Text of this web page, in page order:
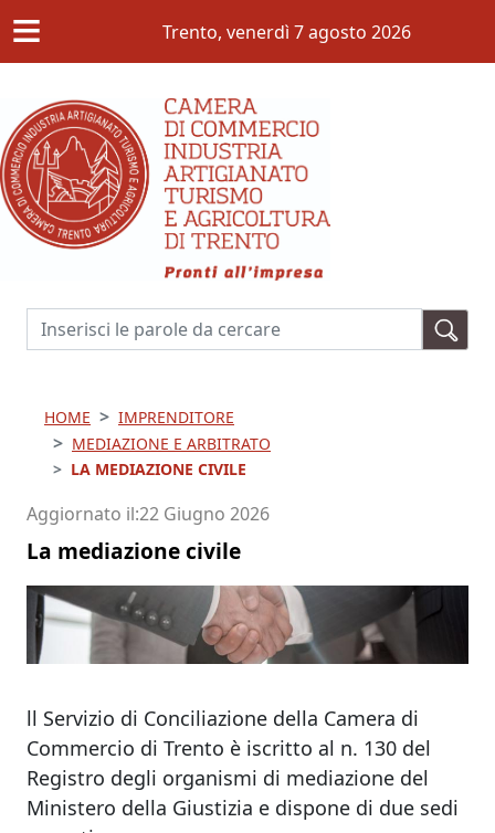
≡ Trento, venerdì 7 agosto 2026
Cerca
HOME
IMPRENDITORE
MEDIAZIONE E ARBITRATO
LA MEDIAZIONE CIVILE
Aggiornato il 22 Giugno 2026
La mediazione civile
ll Servizio di Conciliazione della Camera di
Commercio di Trento è iscritto al n. 130 del
Registro degli organismi di mediazione del
Ministero della Giustizia e dispone di due sedi